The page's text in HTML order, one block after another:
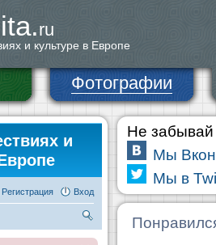
ru
и культуре в Европе
Фотографии
и
Вход
Регистрация
Не забывай
Мы
Мы в